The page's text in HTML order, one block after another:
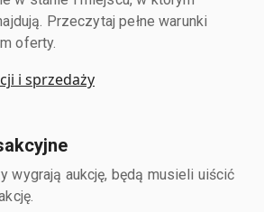
Przeczytaj pełne warunki
oferty.
i sprzedaży
wygrają aukcję, będą musieli uiścić